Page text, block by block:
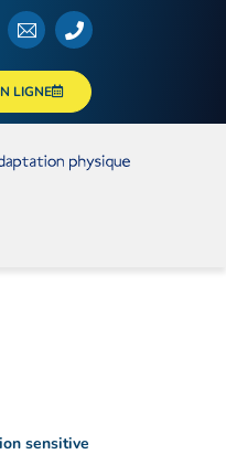
LIGNE
sensitive